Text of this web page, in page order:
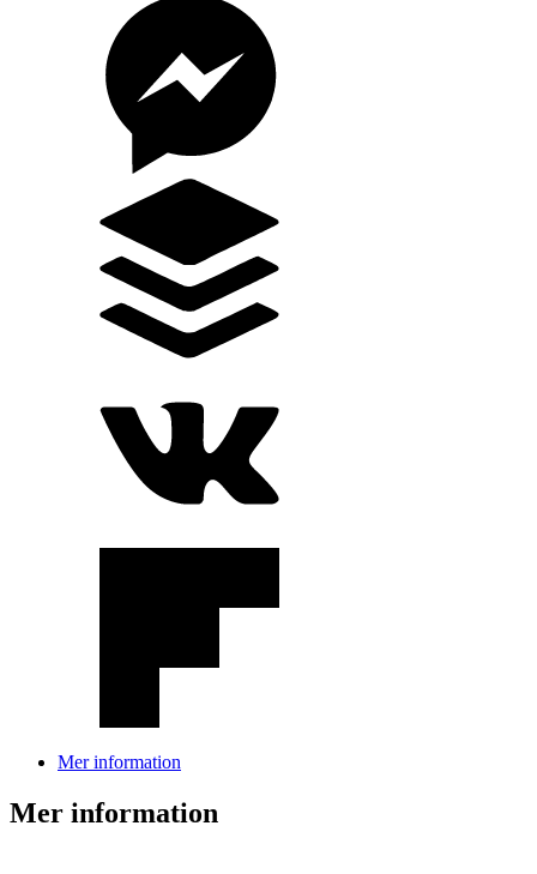
Mer information
Mer information